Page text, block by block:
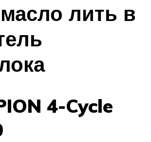
лить в
4-Cycle